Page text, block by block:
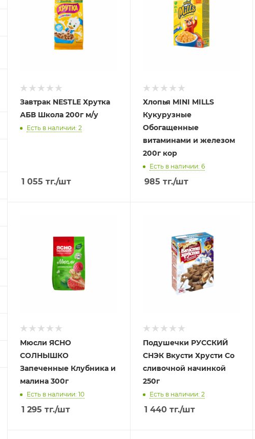
Завтрак NESTLE Хрутка
АБВ Школа 200г м/у
Есть в наличии: 2
1 055 тг./шт
Хлопья MINI MILLS
Кукурузные
Обогащенные
витаминами и железом
200г кор
Есть в наличии: 6
985 тг./шт
Мюсли ЯСНО
СОЛНЫШКО
Запеченные Клубника и
малина 300г
Есть в наличии: 10
1 295 тг./шт
Подушечки РУССКИЙ
СНЭК Вкусти Хрусти Со
сливочной начинкой
250г
Есть в наличии: 2
1 440тг./шт